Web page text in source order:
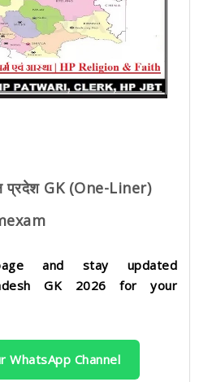
प्रदेश GK (One-Liner)
and stay updated
GK 2026 for your
WhatsApp Channel